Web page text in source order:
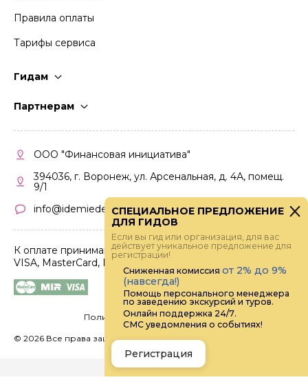
Правила оплаты
Тарифы сервиса
Гидам
Партнерам
Кабинет партнера
Правила участия
ООО "Финансовая инициатива"
394036, г. Воронеж, ул. Арсенальная, д. 4А, помещ.
9/1
info@idemiedem.ru
К оплате принимаются карты
VISA, MasterCard, МИР
Политика конфиденциальности
© 2026 Все права защищены.
СПЕЦИАЛЬНОЕ ПРЕДЛОЖЕНИЕ
ДЛЯ ГИДОВ
Если вы гид или организация, для вас
действует уникальное предложение для
регистрации!
Сниженная комиссия от 2% до 9%
(навсегда!)
Помощь персонального менеджера
по заведению экскурсий и туров.
Онлайн поддержка 24/7.
СМС уведомления о событиях!
Регистрация